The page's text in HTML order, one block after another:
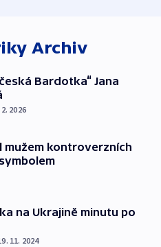
Archiv
Bardotka“ Jana
2026
mužem kontroverzních
na Ukrajině minutu po
11. 2024